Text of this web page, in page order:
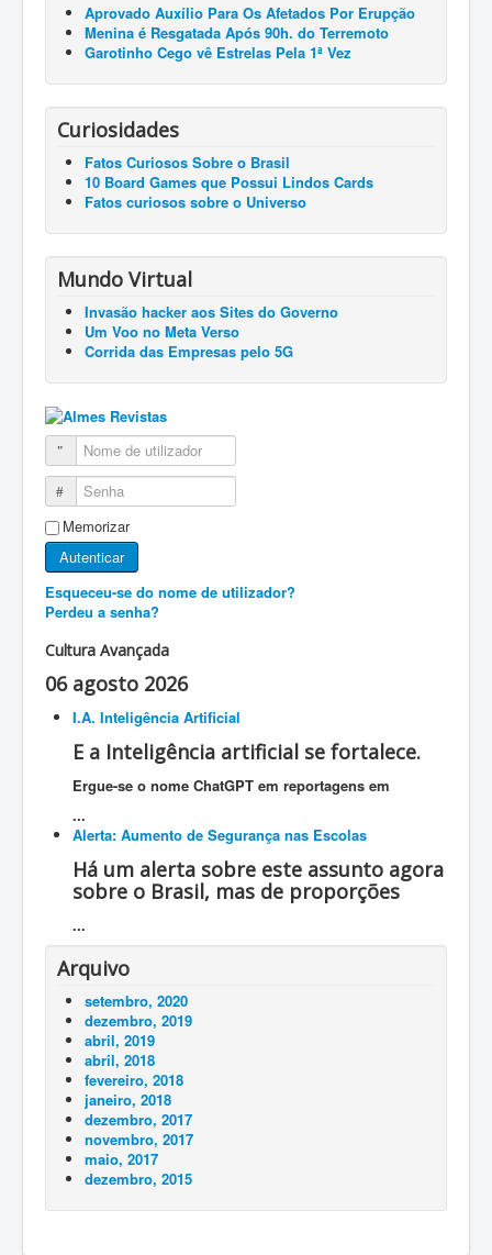
Aprovado Auxílio Para Os Afetados Por Erupção
Menina é Resgatada Após 90h. do Terremoto
Garotinho Cego vê Estrelas Pela 1ª Vez
Curiosidades
Fatos Curiosos Sobre o Brasil
10 Board Games que Possui Lindos Cards
Fatos curiosos sobre o Universo
Mundo Virtual
Invasão hacker aos Sites do Governo
Um Voo no Meta Verso
Corrida das Empresas pelo 5G
Nome de utilizador
Senha
Memorizar
Autenticar
Esqueceu-se do nome de utilizador?
Perdeu a senha?
Cultura Avançada
06 agosto 2026
I.A. Inteligência Artificial
E a Inteligência artificial se fortalece.
Ergue-se o nome ChatGPT em reportagens em
...
Alerta: Aumento de Segurança nas Escolas
Há um alerta sobre este assunto agora
sobre o Brasil, mas de proporções
...
Arquivo
setembro, 2020
dezembro, 2019
abril, 2019
abril, 2018
fevereiro, 2018
janeiro, 2018
dezembro, 2017
novembro, 2017
maio, 2017
dezembro, 2015